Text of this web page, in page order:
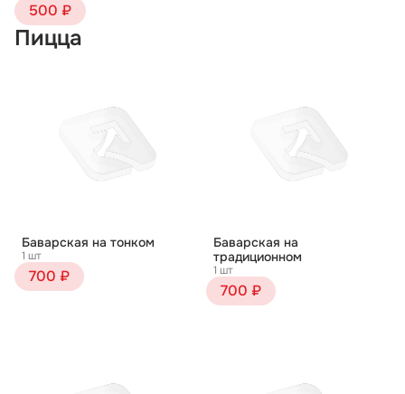
500 ₽
Пицца
Баварская на тонком
1 шт
700 ₽
Баварская на
традиционном
1 шт
700 ₽